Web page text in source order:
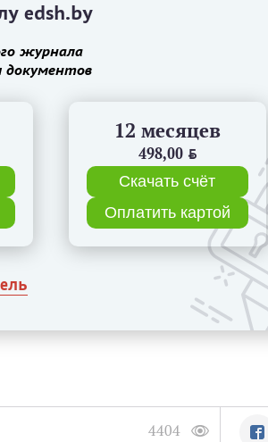
edsh.by
журнала
документов
12 месяцев
498,00 BYN
Скачать счёт
Оплатить картой
4404